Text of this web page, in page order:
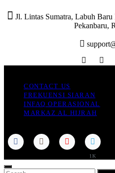
 Jl. Lintas Sumatra, Labuh
Pekanbaru,
CONTACT US
FREKUENSI SIARAN
INFAQ OPERASIONAL
MARKAZ AL HIJRAH
1K
SEARCH